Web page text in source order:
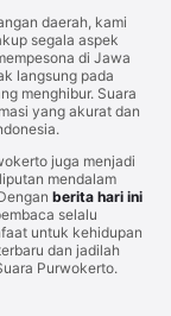
daerah, kami
segala aspek
di Jawa
langsung pada
menghibur. Suara
yang akurat dan
juga menjadi
mendalam
berita hari ini
selalu
untuk kehidupan
dan jadilah
Purwokerto.